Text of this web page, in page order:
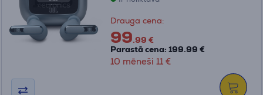
Drauga cena:
99.99 €
Parastā cena: 199.99 €
10 mēneši 11 €